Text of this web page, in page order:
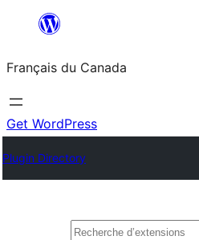
contenu
Français du Canada
Get WordPress
Plugin Directory
Recherche